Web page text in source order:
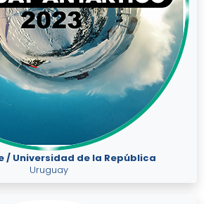
/ Universidad de la República
Uruguay